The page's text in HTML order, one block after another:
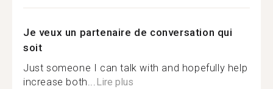
Je veux un partenaire de conversation qui
soit
Just someone I can talk with and hopefully help
increase both...Lire plus